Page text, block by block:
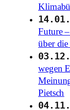
Future
über
wegen
Pietsch